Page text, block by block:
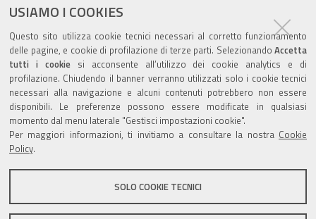
USIAMO I COOKIES
Questo sito utilizza cookie tecnici necessari al corretto funzionamento
delle pagine, e cookie di profilazione di terze parti. Selezionando Accetta
tutti i cookiesi acconsente all’utilizzo dei cookie analytics e di
profilazione. Chiudendo il banner verranno utilizzati solo i cookie tecnici
necessari alla navigazione e alcuni contenuti potrebbero non essere
disponibili. Le preferenze possono essere modificate in qualsiasi
momento dal menu laterale "Gestisci impostazioni cookie".
Per maggiori informazioni, ti invitiamo a consultare la nostra Cookie
Policy.
SOLO COOKIE TECNICI
Agenda eventi
torna alla sezione
Valuta questo sito